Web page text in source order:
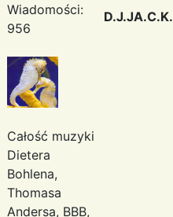
Wiadomości:
956
Całość muzyki
Dietera
Bohlena,
Thomasa
Andersa, BBB,
D.J.JA.C.K.